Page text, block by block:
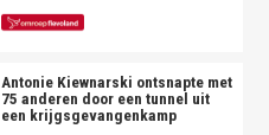
Antonie Kiewnarski ontsnapte met
75 anderen door een tunnel uit
een krijgsgevangenkamp